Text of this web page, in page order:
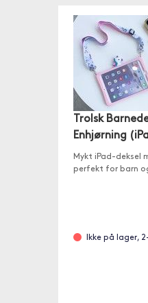
Trolsk
Enhjørning
Mykt iPad-deksel
perfekt for barn
Ikke på lager,